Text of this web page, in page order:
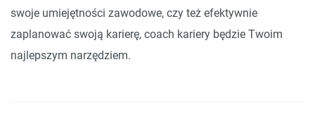
swoje umiejętności zawodowe, czy też efektywnie
zaplanować swoją karierę, coach kariery będzie Twoim
najlepszym narzędziem.